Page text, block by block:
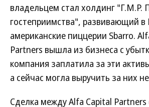
владельцем стал холдинг "Г.М.Р.
гостеприимства", развивающий в
американские пиццерии Sbarro.
Partners вышла из бизнеса с
компания заплатила за эти
а сейчас могла выручить за них
Сделка между Alfa Capital Partners